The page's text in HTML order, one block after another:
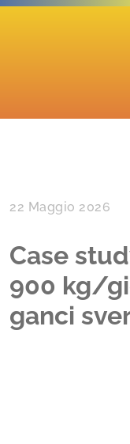
22 Maggio 2026
Case
900 kg/
ganci